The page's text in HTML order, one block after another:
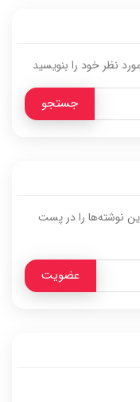
نظر خود را بنویسید
جستجو
نوشته‌ها را در پست
عضویت